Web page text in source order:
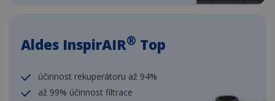
Aldes InspirAIR® Top
účinnost rekuperátoru až 94%
až 99% účinnost filtrace